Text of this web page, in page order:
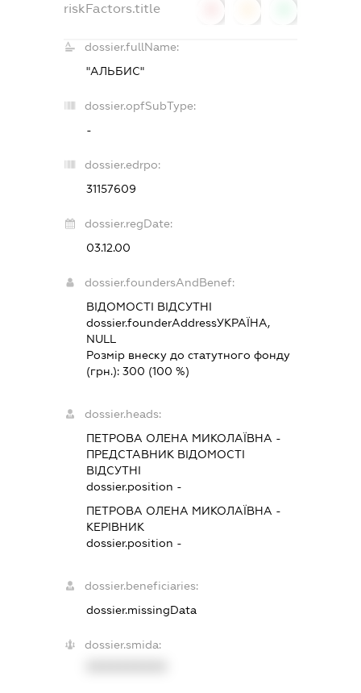
riskFactors.title
dossier.fullName:
"АЛЬБИС"
dossier.opfSubType:
-
dossier.edrpo:
31157609
dossier.regDate:
03.12.00
dossier.foundersAndBenef:
ВІДОМОСТІ ВІДСУТНІ
dossier.founderAddressУКРАЇНА,
NULL
Розмір внеску до статутного фонду
(грн.): 300 (100 %)
dossier.heads:
ПЕТРОВА ОЛЕНА МИКОЛАЇВНА -
ПРЕДСТАВНИК ВІДОМОСТІ
ВІДСУТНІ
dossier.position -
ПЕТРОВА ОЛЕНА МИКОЛАЇВНА -
КЕРІВНИК
dossier.position -
dossier.beneficiaries:
dossier.missingData
dossier.smida: